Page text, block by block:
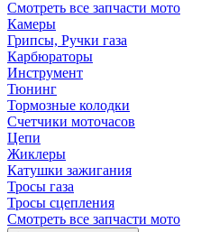
Смотреть все запчасти мото
Камеры
Грипсы, Ручки газа
Карбюраторы
Инструмент
Тюнинг
Тормозные колодки
Счетчики моточасов
Цепи
Жиклеры
Катушки зажигания
Тросы газа
Тросы сцепления
Смотреть все запчасти мото